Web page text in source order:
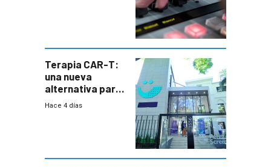
Terapia CAR-T:
una nueva
alternativa para
niños y
Hace 4 días